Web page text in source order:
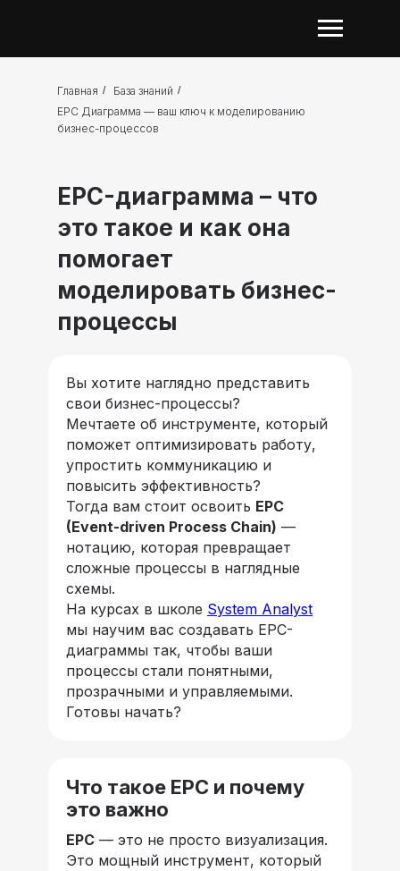
Главная / База знаний /
EPC Диаграмма — ваш ключ к моделированию
бизнес-процессов
EPC-диаграмма – что
это такое и как она
помогает
моделировать бизнес-
процессы
Вы хотите наглядно представить
свои бизнес-процессы?
Мечтаете об инструменте, который
поможет оптимизировать работу,
упростить коммуникацию и
повысить эффективность?
Тогда вам стоит освоить EPC
(Event-driven Process Chain) —
нотацию, которая превращает
сложные процессы в наглядные
схемы.
На курсах в школе System Analyst
мы научим вас создавать EPC-
диаграммы так, чтобы ваши
процессы стали понятными,
прозрачными и управляемыми.
Готовы начать?
Что такое EPC и почему
это важно
EPC — это не просто визуализация.
Это мощный инструмент, который